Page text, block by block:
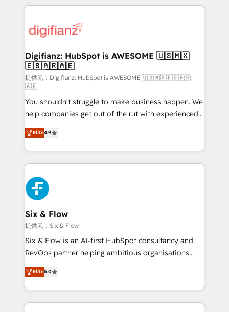
operations that are causing inefficiencies, improve
supercharge revenue operations Key services: • CRM
Transformation / Web Development • RevOps &
Sales Consulting • Marketing Automation What
makes us different? 🚀 Top 0.5% of global HubSpot
agencies ⚙️ The strongest technical ability and
integration capabilities 💼 Consultative, long-term
partners who will embed ourselves into your
business, processes and systems 🏢 We specialise in
working with mid-market and enterprise
organisations, global organisations and those with
complex use cases 🏆 CRM Implementation,
Platform Enablement, Custom Integration and
Onboarding Accredited 🔐 ISO27001 & ISO9001
Certified
Digifianz: HubSpot is AWESOME 🇺🇸🇲🇽
🇪🇸🇦🇷🇦🇪
提供元：Digifianz: HubSpot is AWESOME 🇺🇸🇲🇽🇪🇸🇦🇷
🇦🇪
You shouldn't struggle to make business happen. We
help companies get out of the rut with experienced,
process-oriented teams implementing HubSpot
Marketing, Sales, Service, CMS and Operations Hub,
so selling and actually engaging with your customers
feels easy and pain-free. We are a top ranked
HubSpot Elite Partner, winner of Rookie of the Year
and Customer First Awards, 4.9/5 rating in HubSpot
Reviews and 4.9/5 rating in Clutch Reviews. Digifianz
helps the following industries: logistics & 3PL, home
improvement & construction, branding and
commercialization, real estate, health, education,
SaaS, Software Dev & IT and consulting, make the
the United States, EU, UAE, Mexico and Latin
America. From casual user to super fan: make
Elite4.9
Six & Flow
提供元：Six & Flow
Six & Flow is an AI-first HubSpot consultancy and
RevOps partner helping ambitious organisations
grow with clarity, confidence, and intelligence.
Operating across the UK, Netherlands, Ireland, and
Canada, we’ve delivered thousands of successful
HubSpot projects for mid-market and enterprise
Elite5.0